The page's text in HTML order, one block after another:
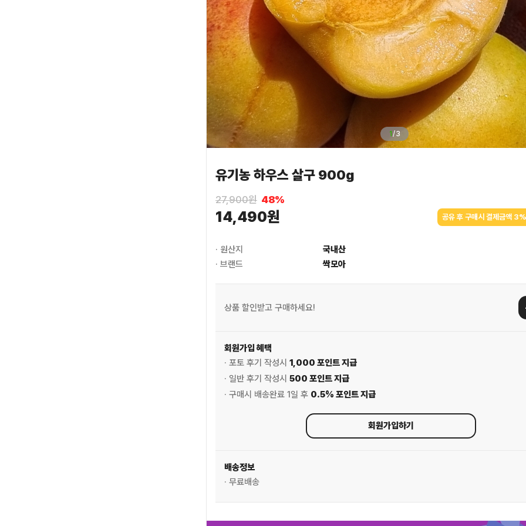
1 /3
유기농 하우스 살구 900g
27,900원 48%
14,490원 공유 후 구매시 결제금액
· 원산지
국내산
· 브랜드
싹모아
상품 할인받고 구매하세요!
회원가입 혜택
· 포토 후기 작성시 1,000 포인트 지급
· 일반 후기 작성시 500 포인트 지급
· 구매시 배송완료 1일 후 0.5% 포인트 지급
회원가입하기
배송정보
· 무료배송